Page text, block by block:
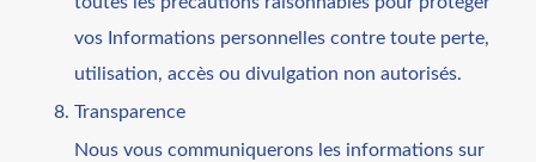
vos Informations personnelles contre toute perte,
utilisation, accès ou divulgation non autorisés.
Transparence
Nous vous communiquerons les informations sur